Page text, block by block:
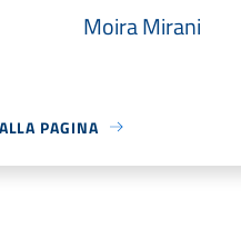
Moira Mirani
PAGINA